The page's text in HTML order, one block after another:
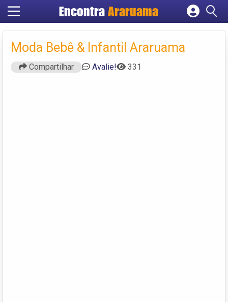
EncontraAraruama
Cadastrar empresa
Criar conta
Moda Bebê & Infantil Araruama
Compartilhar Avalie! 331